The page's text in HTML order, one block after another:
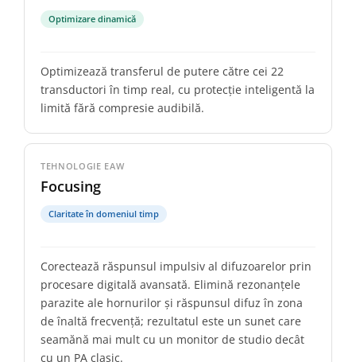
Optimizare dinamică
Optimizează transferul de putere către cei 22
transductori în timp real, cu protecție inteligentă la
limită fără compresie audibilă.
TEHNOLOGIE EAW
Focusing
Claritate în domeniul timp
Corectează răspunsul impulsiv al difuzoarelor prin
procesare digitală avansată. Elimină rezonanțele
parazite ale hornurilor și răspunsul difuz în zona
de înaltă frecvență; rezultatul este un sunet care
seamănă mai mult cu un monitor de studio decât
cu un PA clasic.